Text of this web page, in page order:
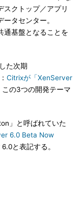
スクトップ／アプリ
タセンター。
通基盤となることを
た次期
Citrixが「XenServer
この3つの開発テーマ
」と呼ばれていた
6.0 Beta Now
と表記する。